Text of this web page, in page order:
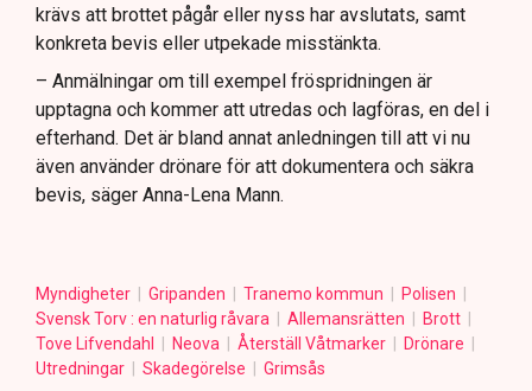
krävs att brottet pågår eller nyss har avslutats, samt
konkreta bevis eller utpekade misstänkta.
– Anmälningar om till exempel fröspridningen är
upptagna och kommer att utredas och lagföras, en del i
efterhand. Det är bland annat anledningen till att vi nu
även använder drönare för att dokumentera och säkra
bevis, säger Anna-Lena Mann.
Myndigheter Gripanden Tranemo kommun
Polisen
Svensk Torv : en naturlig råvara
Allemansrätten
Brott
Tove Lifvendahl
Neova Återställ Våtmarker
Drönare
Utredningar
Skadegörelse Grimsås